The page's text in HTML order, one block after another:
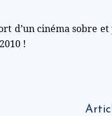
d’un cinéma sobre
!